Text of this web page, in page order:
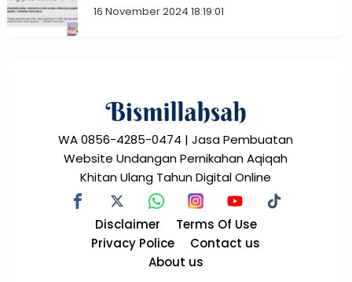
16 November 2024 18:19:01
WA 0856-4285-0474 | Jasa Pembuatan
Website Undangan Pernikahan Aqiqah
Khitan Ulang Tahun Digital Online
Disclaimer
Terms Of Use
Privacy Police
Contact us
About us